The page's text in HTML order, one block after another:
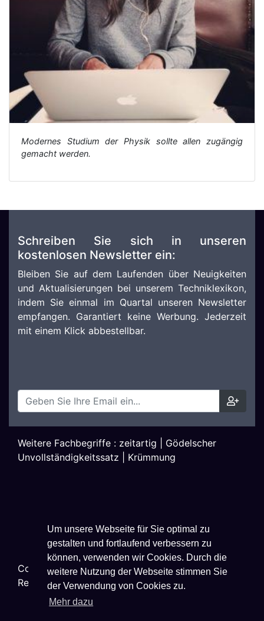
Um unsere Webseite für Sie optimal zu
gestalten und fortlaufend verbessern zu
können, verwenden wir Cookies. Durch die
weitere Nutzung der Webseite stimmen Sie
der Verwendung von Cookies zu.
Mehr dazu
Modernes Studium der Physik sollte allen zugängig
gemacht werden.
Schreiben Sie sich in unseren
kostenlosen Newsletter ein:
Bleiben Sie auf dem Laufenden über Neuigkeiten
und Aktualisierungen bei unserem Techniklexikon,
indem Sie einmal im Quartal unseren Newsletter
empfangen. Garantiert keine Werbung. Jederzeit
mit einem Klick abbestellbar.
Weitere Fachbegriffe : zeitartig
Gödelscher
Unvollständigkeitssatz
Krümmung
Copyright © 2026Techniklexikon.net - All Rights
Reserved.